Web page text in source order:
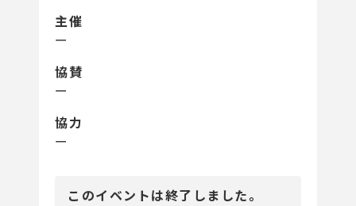
主催
ー
協賛
ー
協力
ー
このイベントは終了しました。